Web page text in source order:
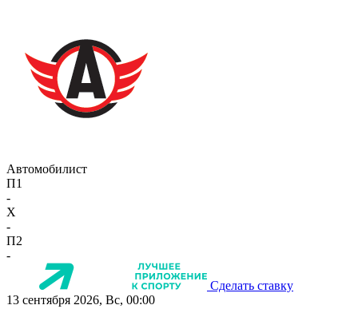
Автомобилист
П1
-
X
-
П2
-
Сделать ставку
13 сентября 2026, Вс, 00:00